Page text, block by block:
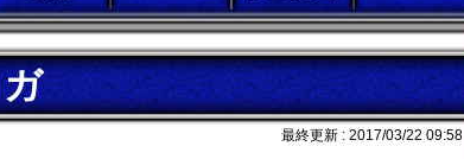
最終更新 : 2017/03/22 09:58